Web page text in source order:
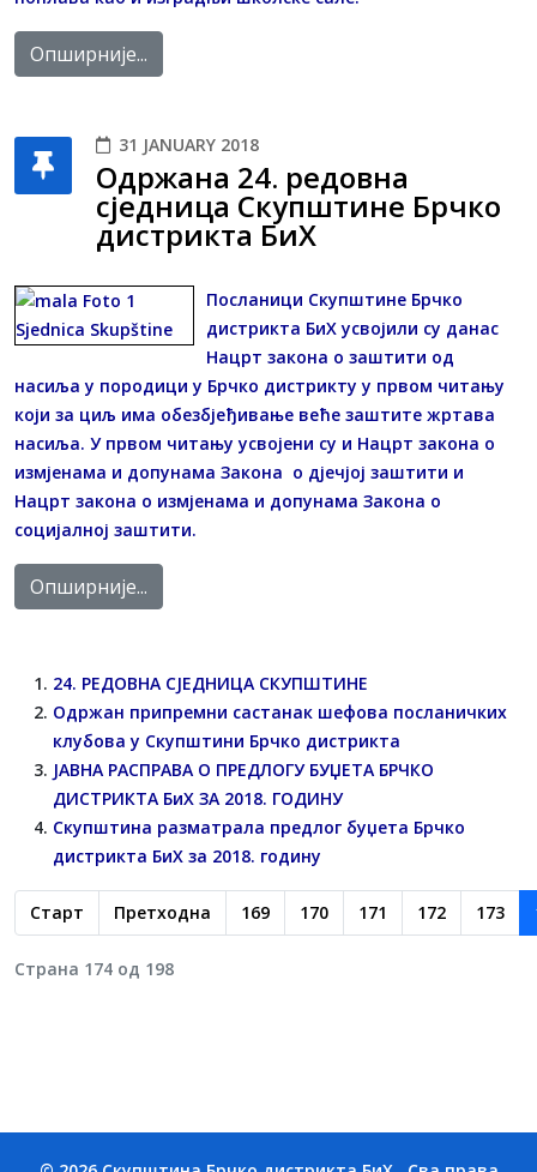
Опширније...
31 JANUARY 2018
Одржана 24. редовна
сједница Скупштине Брчко
дистрикта БиХ
Посланици Скупштине Брчко
дистрикта БиХ усвојили су данас
Нацрт закона о заштити од
насиља у породици у Брчко дистрикту у првом читању
који за циљ има обезбјеђивање веће заштите жртaва
насиља. У првом читању усвојени су и Нацрт закона о
измјенама и допунама Закона о дјечјој заштити и
Нацрт закона о измјенама и допунама Закона о
социјалној заштити.
Опширније...
24. РЕДОВНA СЈЕДНИЦA СКУПШТИНЕ
Одржан припремни састанак шефова посланичких
клубова у Скупштини Брчко дистрикта
ЈАВНA РАСПРАВA О ПРЕДЛОГУ БУЏЕТА БРЧКО
ДИСТРИКТА БиХ ЗА 2018. ГОДИНУ
Скупштина рaзматрала предлог буџета Брчко
дистрикта БиХ за 2018. годину
Старт Претходна 169 170 171 172 173
Страна 174 од 198